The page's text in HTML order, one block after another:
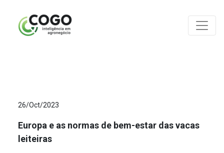
26/Oct/2023
Europa e as normas de bem-estar das vacas
leiteiras